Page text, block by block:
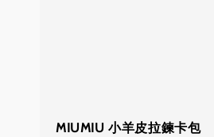
MIUMIU 小羊皮拉鍊卡包